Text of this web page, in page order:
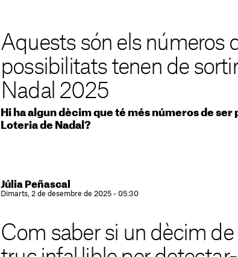
Aquests són els números
possibilitats tenen de
Nadal 2025
Hi ha algun dècim que té més números de
Loteria de Nadal?
Júlia Peñascal
Dimarts, 2 de desembre de 2025 - 05:30
Com saber si un dècim de